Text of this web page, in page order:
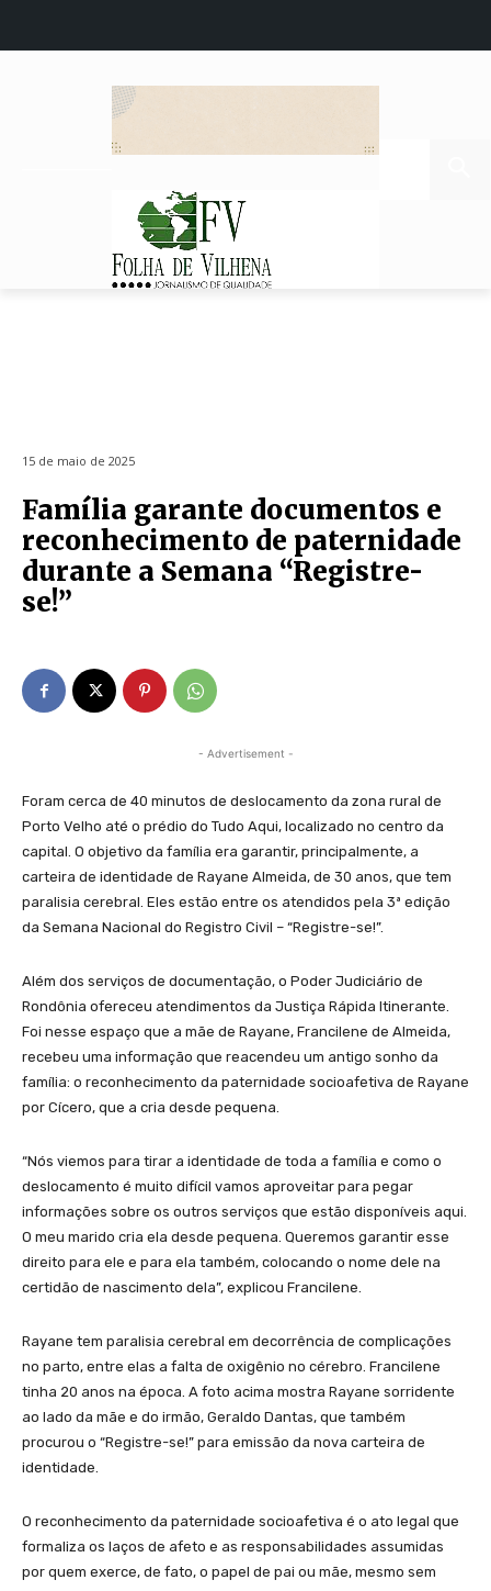
15 de maio de 2025
Família garante documentos e
reconhecimento de paternidade
durante a Semana “Registre-
se!”
- Advertisement -
Foram cerca de 40 minutos de deslocamento da zona rural de
Porto Velho até o prédio do Tudo Aqui, localizado no centro da
capital. O objetivo da família era garantir, principalmente, a
carteira de identidade de Rayane Almeida, de 30 anos, que tem
paralisia cerebral. Eles estão entre os atendidos pela 3ª edição
da Semana Nacional do Registro Civil – “Registre-se!”.
Além dos serviços de documentação, o Poder Judiciário de
Rondônia ofereceu atendimentos da Justiça Rápida Itinerante.
Foi nesse espaço que a mãe de Rayane, Francilene de Almeida,
recebeu uma informação que reacendeu um antigo sonho da
família: o reconhecimento da paternidade socioafetiva de Rayane
por Cícero, que a cria desde pequena.
“Nós viemos para tirar a identidade de toda a família e como o
deslocamento é muito difícil vamos aproveitar para pegar
informações sobre os outros serviços que estão disponíveis aqui.
O meu marido cria ela desde pequena. Queremos garantir esse
direito para ele e para ela também, colocando o nome dele na
certidão de nascimento dela”, explicou Francilene.
Rayane tem paralisia cerebral em decorrência de complicações
no parto, entre elas a falta de oxigênio no cérebro. Francilene
tinha 20 anos na época. A foto acima mostra Rayane sorridente
ao lado da mãe e do irmão, Geraldo Dantas, que também
procurou o “Registre-se!” para emissão da nova carteira de
identidade.
O reconhecimento da paternidade socioafetiva é o ato legal que
formaliza os laços de afeto e as responsabilidades assumidas
por quem exerce, de fato, o papel de pai ou mãe, mesmo sem